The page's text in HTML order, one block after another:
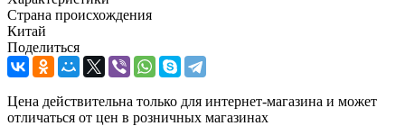
Страна происхождения
Китай
Поделиться
Цена действительна только для интернет-магазина и может
отличаться от цен в розничных магазинах